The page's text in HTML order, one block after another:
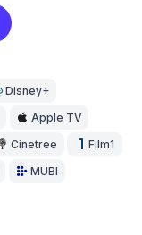
Disney+
Apple TV
Cinetree Film1
MUBI